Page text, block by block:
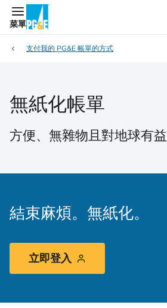
菜單
支付我的 PG&E 帳單的方式
無紙化帳單
方便、無雜物且對地球有益
結束麻煩。無紙化。
立即登入